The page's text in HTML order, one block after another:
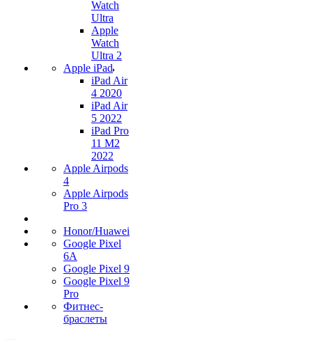
Watch
Ultra
Apple
Watch
Ultra 2
Apple iPad
iPad Air
4 2020
iPad Air
5 2022
iPad Pro
11 M2
2022
Apple Airpods
4
Apple Airpods
Pro 3
Honor/Huawei
Google Pixel
6A
Google Pixel 9
Google Pixel 9
Pro
Фитнес-
браслеты